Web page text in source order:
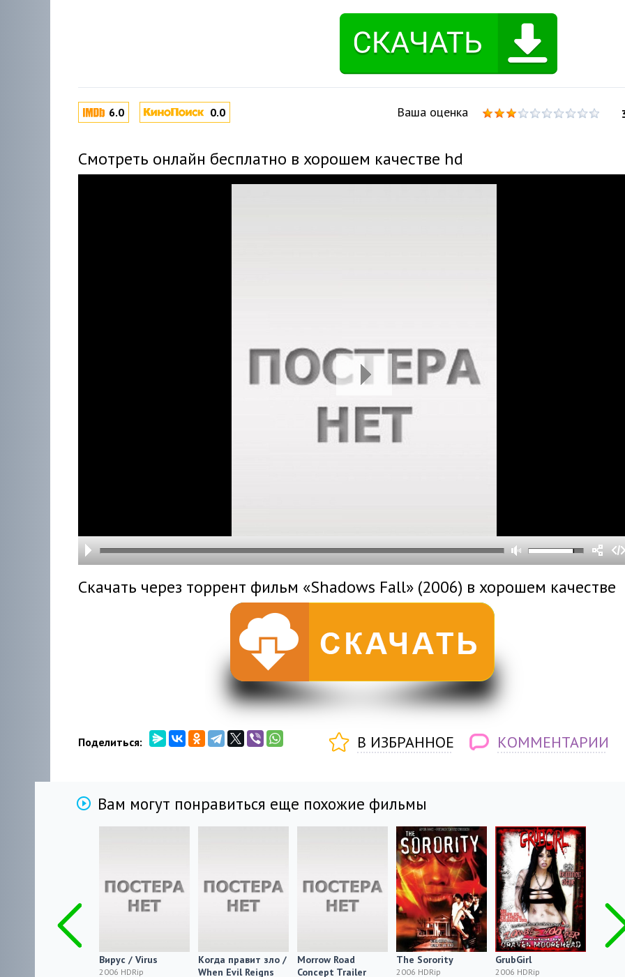
6.0 0.0 Ваша оценка
Смотреть онлайн бесплатно в хорошем качестве hd
Скачать через торрент фильм «Shadows Fall» (2006) в хорошем качестве
Поделиться: В ИЗБРАННОЕ КОММЕНТАРИИ
Вам могут понравиться еще похожие фильмы
Вирус / Virus
2006 HDRip
Когда правит зло /
When Evil Reigns
Morrow Road
Concept Trailer
The Sorority
2006 HDRip
GrubGirl
2006 HDRip